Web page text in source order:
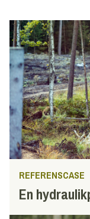
REFERENSCASE
En